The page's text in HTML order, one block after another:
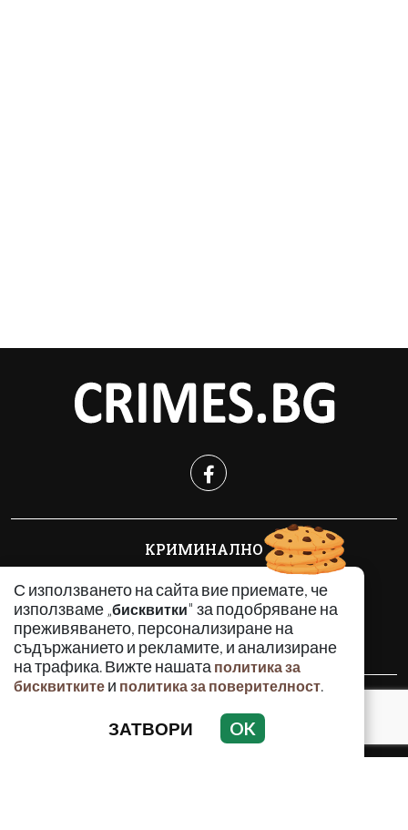
С използването на сайта вие приемате, че
използваме „бисквитки" за подобряване на
преживяването, персонализиране на
съдържанието и рекламите, и анализиране
на трафика. Вижте нашата политика за
бисквитките и политика за поверителност.
ЗАТВОРИ OK
КРИМИНАЛНО
ИНЦИДЕНТИ
АНАЛИЗИ
ПО СВЕТА
ВОДЕЩИ ТЕМИ
Използването и публикуването на част или цялото
съдържание на Crimes.BG без разрешение на Медийна
група Асмара ЕООД е забранено.